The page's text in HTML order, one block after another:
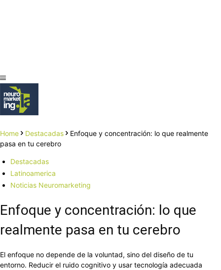
Home Destacadas
Enfoque y concentración: lo que realmente
pasa en tu cerebro
Destacadas
Latinoamerica
Noticias Neuromarketing
Enfoque y concentración: lo que
realmente pasa en tu cerebro
El enfoque no depende de la voluntad, sino del diseño de tu
entorno. Reducir el ruido cognitivo y usar tecnología adecuada